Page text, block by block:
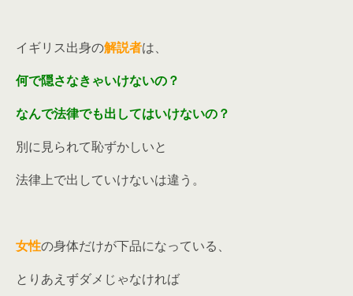
イギリス出身の解説者は、
何で隠さなきゃいけないの？
なんで法律でも出してはいけないの？
別に見られて恥ずかしいと
法律上で出していけないは違う。
女性の身体だけが下品になっている、
とりあえずダメじゃなければ